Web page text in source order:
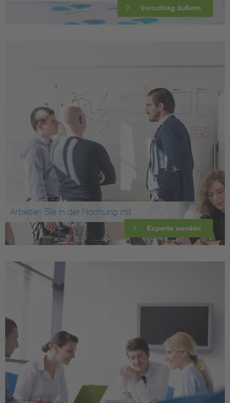
Vorschlag äußern
Arbeiten Sie in der Normung mit
Experte werden